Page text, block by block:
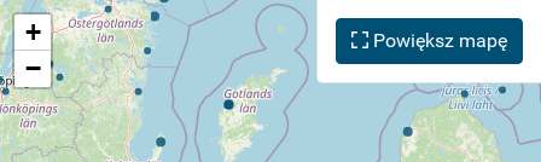
+
−
Powiększ mapę